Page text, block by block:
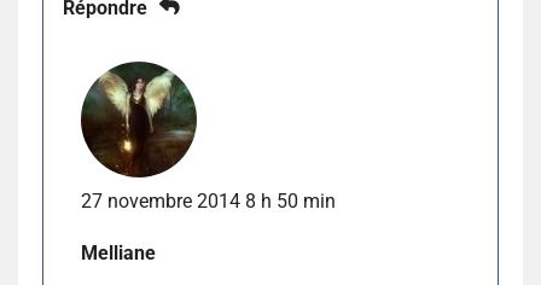
Répondre
27 novembre 2014 8 h 50 min
Melliane